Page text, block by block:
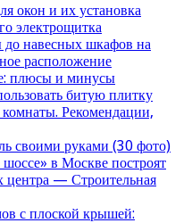
окон и их установка
электрощитка
до навесных шкафов на
расположение
плюсы и минусы
битую плитку
Рекомендации,
своими руками (30 фото)
в Москве построят
центра — Строительная
с плоской крышей: